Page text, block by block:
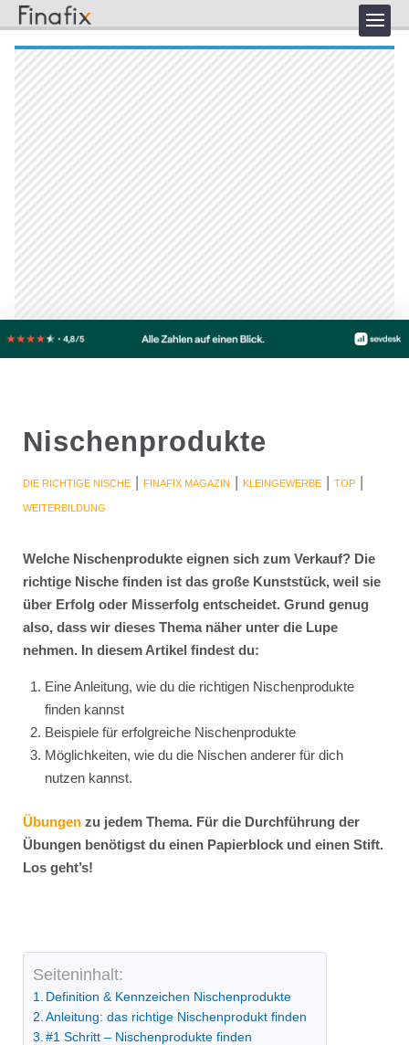
Nischenprodukte
DIE RICHTIGE NISCHE| FINAFIX MAGAZIN | KLEINGEWERBE| TOP|
WEITERBILDUNG
Welche Nischenprodukte eignen sich zum Verkauf? Die
richtige Nische finden ist das große Kunststück, weil sie
über Erfolg oder Misserfolg entscheidet. Grund genug
also, dass wir dieses Thema näher unter die Lupe
nehmen. In diesem Artikel findest du:
Eine Anleitung, wie du die richtigen Nischenprodukte
finden kannst
Beispiele für erfolgreiche Nischenprodukte
Möglichkeiten, wie du die Nischen anderer für dich
nutzen kannst.
Übungenzu jedem Thema. Für die Durchführung der
Übungen benötigst du einen Papierblock und einen Stift.
Los geht’s!
Seiteninhalt:
Definition & Kennzeichen Nischenprodukte
Anleitung: das richtige Nischenprodukt finden
#1 Schritt – Nischenprodukte finden